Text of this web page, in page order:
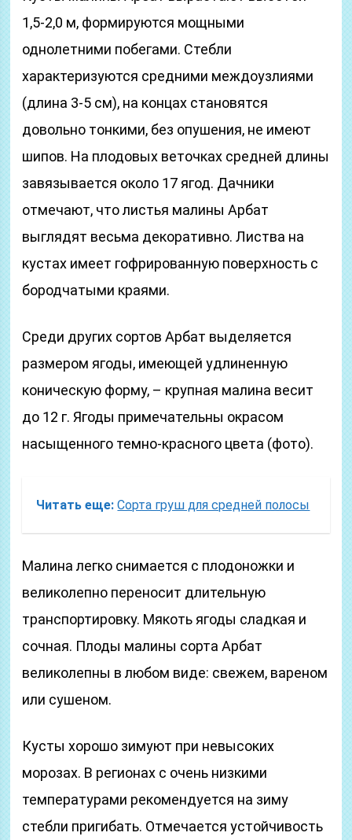
1,5-2,0 м, формируются мощными
однолетними побегами. Стебли
характеризуются средними междоузлиями
(длина 3-5 см), на концах становятся
довольно тонкими, без опушения, не имеют
шипов. На плодовых веточках средней длины
завязывается около 17 ягод. Дачники
отмечают, что листья малины Арбат
выглядят весьма декоративно. Листва на
кустах имеет гофрированную поверхность с
бородчатыми краями.
Среди других сортов Арбат выделяется
размером ягоды, имеющей удлиненную
коническую форму, – крупная малина весит
до 12 г. Ягоды примечательны окрасом
насыщенного темно-красного цвета (фото).
Читать еще: Сорта груш для средней полосы
Малина легко снимается с плодоножки и
великолепно переносит длительную
транспортировку. Мякоть ягоды сладкая и
сочная. Плоды малины сорта Арбат
великолепны в любом виде: свежем, вареном
или сушеном.
Кусты хорошо зимуют при невысоких
морозах. В регионах с очень низкими
температурами рекомендуется на зиму
стебли пригибать. Отмечается устойчивость